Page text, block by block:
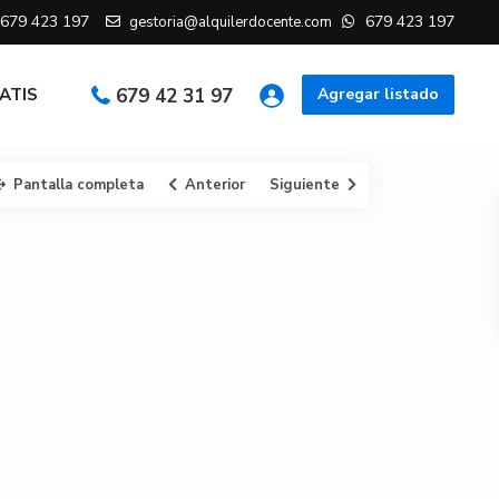
679 423 197 gestoria@alquilerdocente.com 679 423 197
Agregar listado
679 42 31 97
Pantalla completa Anterior Siguiente